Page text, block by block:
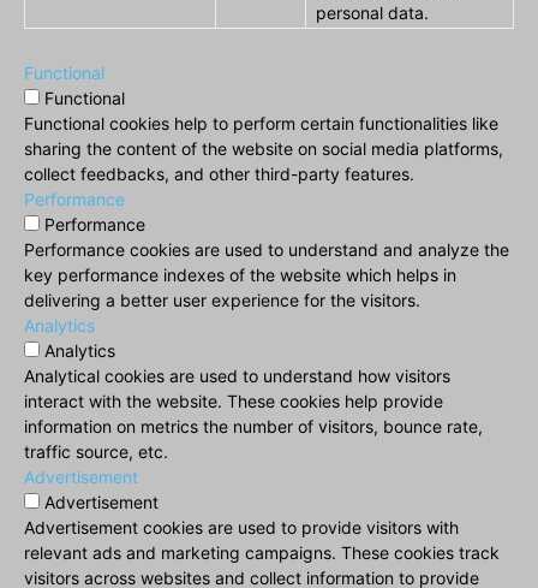
personal data.
Functional
Functional
Functional cookies help to perform certain functionalities like
sharing the content of the website on social media platforms,
collect feedbacks, and other third-party features.
Performance
Performance
Performance cookies are used to understand and analyze the
key performance indexes of the website which helps in
delivering a better user experience for the visitors.
Analytics
Analytics
Analytical cookies are used to understand how visitors
interact with the website. These cookies help provide
information on metrics the number of visitors, bounce rate,
traffic source, etc.
Advertisement
Advertisement
Advertisement cookies are used to provide visitors with
relevant ads and marketing campaigns. These cookies track
visitors across websites and collect information to provide